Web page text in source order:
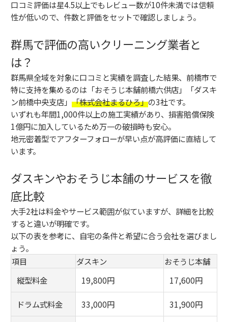
口コミ評価は星4.5以上でもレビュー数が10件未満では信頼
性が低いので、件数と評価をセットで確認しましょう。
群馬で評価の高いクリーニング業者と
は？
群馬県全域を対象に口コミと実績を調査した結果、前橋市で
特に支持を集めるのは「おそうじ本舗前橋六供店」「ダスキ
ン前橋中央支店」 「株式会社まるひろ」の3社です。
いずれも年間1,000件以上の施工実績があり、損害賠償保険
1億円に加入しているため万一の破損時も安心。
地元密着型でアフターフォローが早い点が高評価に直結して
います。
ダスキンやおそうじ本舗のサービスを徹
底比較
大手2社は料金やサービス範囲が似ていますが、詳細を比較
すると違いが明確です。
以下の表を参考に、自宅の条件と希望に合う会社を選びまし
ょう。
項目
ダスキン
おそうじ本舗
縦型料金
19,800円 17,600円
ドラム式料金 33,000円 31,900円